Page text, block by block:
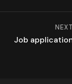
NEXT
Job